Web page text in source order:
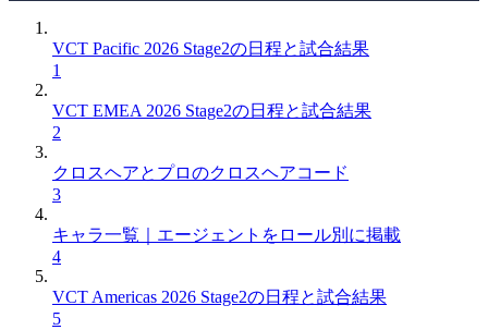
VCT Pacific 2026 Stage2の日程と試合結果
1
VCT EMEA 2026 Stage2の日程と試合結果
2
クロスヘアとプロのクロスヘアコード
3
キャラ一覧｜エージェントをロール別に掲載
4
VCT Americas 2026 Stage2の日程と試合結果
5